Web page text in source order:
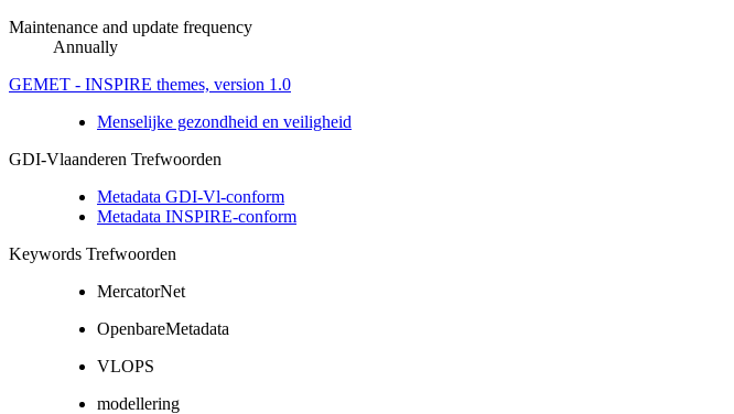
Maintenance and update frequency
Annually
GEMET - INSPIRE themes, version 1.0
Menselijke gezondheid en veiligheid
GDI-Vlaanderen Trefwoorden
Metadata GDI-Vl-conform
Metadata INSPIRE-conform
Keywords Trefwoorden
MercatorNet
OpenbareMetadata
VLOPS
modellering